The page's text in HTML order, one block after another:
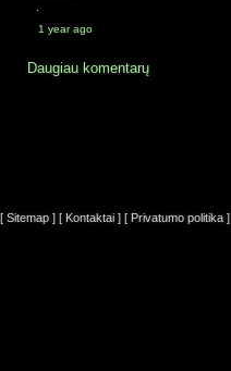
·
1 year ago
Daugiau komentarų
[ Sitemap ] [ Kontaktai ] [ Privatumo politika ]